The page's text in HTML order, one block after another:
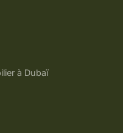
à Dubaï